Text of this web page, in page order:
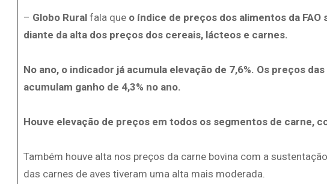
– Globo Ruralfala queo índice de preços dos alimentos da FAO
diante da alta dos preços dos cereais, lácteos e carnes.
No ano, o indicador já acumula elevação de 7,6%. Os preços
acumulam ganho de 4,3% no ano.
Houve elevação de preços em todos os segmentos de carne,
Também houve alta nos preços da carne bovina com a
das carnes de aves tiveram uma alta mais moderada.